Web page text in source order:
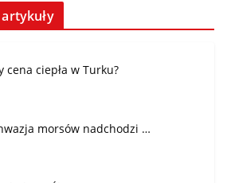
cena ciepła w Turku?
morsów nadchodzi …